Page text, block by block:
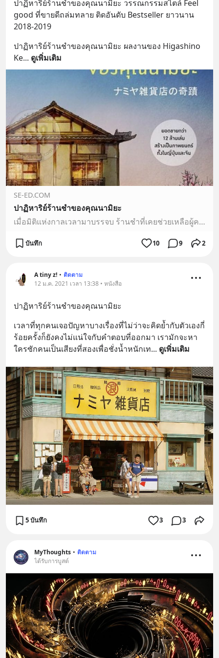
ปาฏิหาริย์ร้านชำของคุณนามิยะ วรรณกรรมสไตล์ Feel
good ที่ขายดีถล่มทลาย ติดอันดับ Bestseller ยาวนาน
2018-2019
ปาฏิหาริย์ร้านชำของคุณนามิยะ ผลงานของ Higashino
Ke... ดูเพิ่มเติม
SE-ED.COM
ปาฏิหาริย์ร้านชำของคุณนามิยะ
เมื่อมิติแห่งกาลเวลามาบรรจบ ร้านชำที่เคยช่วยเหลือผู้คนมากมายผ่านจดหมาย จะทำให้ปาฏิหาริย์เกิดขึ้นอีกครั้งได้หรือไม่
บันทึก 10 9 2
A tiny z! • ติดตาม
12 ม.ค. 2021 เวลา 13:38 • หนังสือ
ปาฏิหาริย์ร้านชำของคุณนามิยะ
เวลาที่ทุกคนเจอปัญหาบางเรื่องที่ไม่ว่าจะคิดย้ำกับตัวเองกี่
ร้อยครั้งก็ยังคงไม่แน่ใจกับคำตอบที่ออกมา เรามักจะหา
ใครซักคนเป็นเสียงที่สองเพื่อชั่งน้ำหนักเท... ดูเพิ่มเติม
5 บันทึก 3 3
MyThoughts • ติดตาม
ได้รับการบูสต์